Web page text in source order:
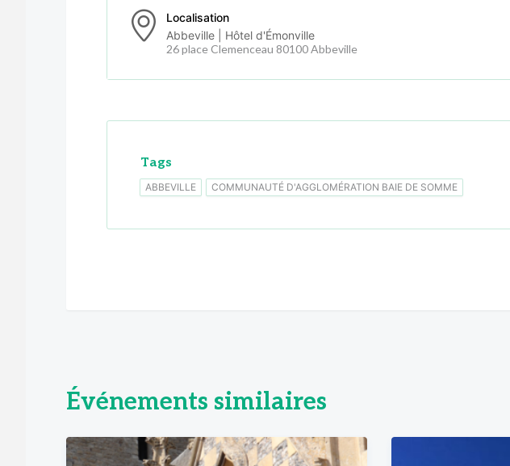
Localisation
Abbeville | Hôtel d'Émonville
26 place Clemenceau 80100 Abbeville
Tags
ABBEVILLE COMMUNAUTÉ D'AGGLOMÉRATION BAIE DE SOMME
Événements similaires